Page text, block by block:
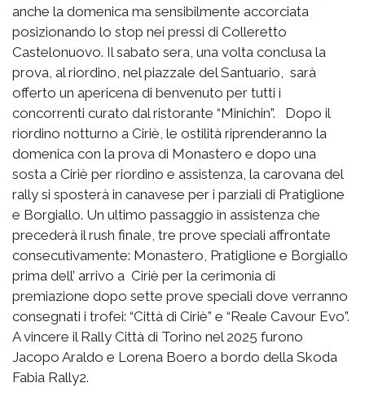
anche la domenica ma sensibilmente accorciata
posizionando lo stop nei pressi di Colleretto
Castelonuovo. Il sabato sera, una volta conclusa la
prova, al riordino, nel piazzale del Santuario, sarà
offerto un apericena di benvenuto per tutti i
concorrenti curato dal ristorante “Minichin”. Dopo il
riordino notturno a Ciriè, le ostilità riprenderanno la
domenica con la prova di Monastero e dopo una
sosta a Ciriè per riordino e assistenza, la carovana del
rally si sposterà in canavese per i parziali di Pratiglione
e Borgiallo. Un ultimo passaggio in assistenza che
precederà il rush finale, tre prove speciali affrontate
consecutivamente: Monastero, Pratiglione e Borgiallo
prima dell’ arrivo a Ciriè per la cerimonia di
premiazione dopo sette prove speciali dove verranno
consegnati i trofei: “Città di Ciriè” e “Reale Cavour Evo”.
A vincere il Rally Città di Torino nel 2025 furono
Jacopo Araldo e Lorena Boero a bordo della Skoda
Fabia Rally2.